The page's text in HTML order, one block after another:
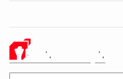
Ý KIẾN CỦA BẠN